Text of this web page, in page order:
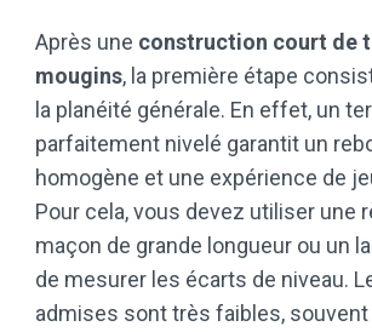
Après une construction court de
mougins, la première étape
la planéité générale. En effet, un
parfaitement nivelé garantit un
homogène et une expérience de
Pour cela, vous devez utiliser une
maçon de grande longueur ou un
de mesurer les écarts de niveau.
admises sont très faibles, souvent